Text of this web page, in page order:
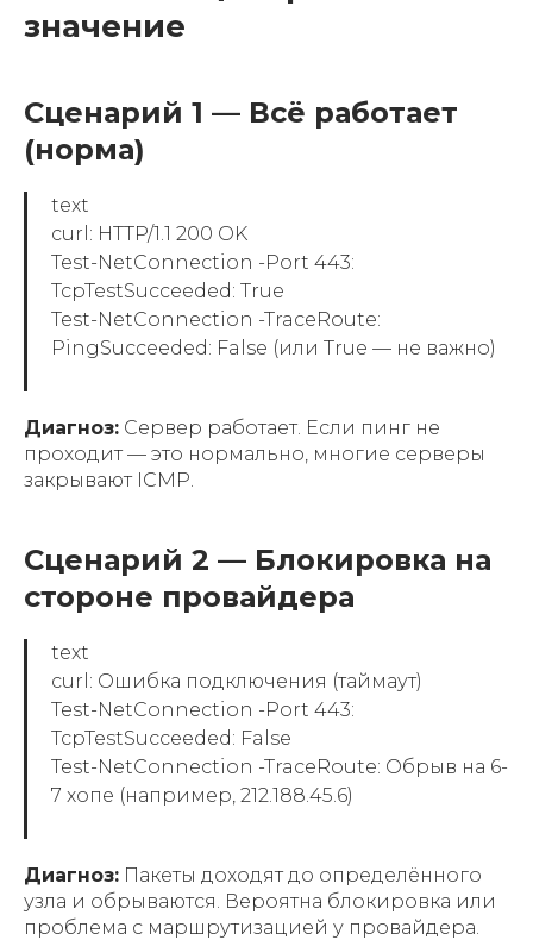
значение
Сценарий 1 — Всё работает
(норма)
text
curl: HTTP/1.1 200 OK
Test-NetConnection -Port 443:
TcpTestSucceeded: True
Test-NetConnection -TraceRoute:
PingSucceeded: False (или True — не важно)
Диагноз: Сервер работает. Если пинг не
проходит — это нормально, многие серверы
закрывают ICMP.
Сценарий 2 — Блокировка на
стороне провайдера
text
curl: Ошибка подключения (таймаут)
Test-NetConnection -Port 443:
TcpTestSucceeded: False
Test-NetConnection -TraceRoute: Обрыв на 6-
7 хопе (например, 212.188.45.6)
Диагноз: Пакеты доходят до определённого
узла и обрываются. Вероятна блокировка или
проблема с маршрутизацией у провайдера.